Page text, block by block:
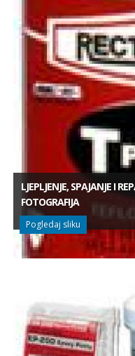
LJEPLJENJE, SPAJANJE I
FOTOGRAFIJA
Pogledaj sliku